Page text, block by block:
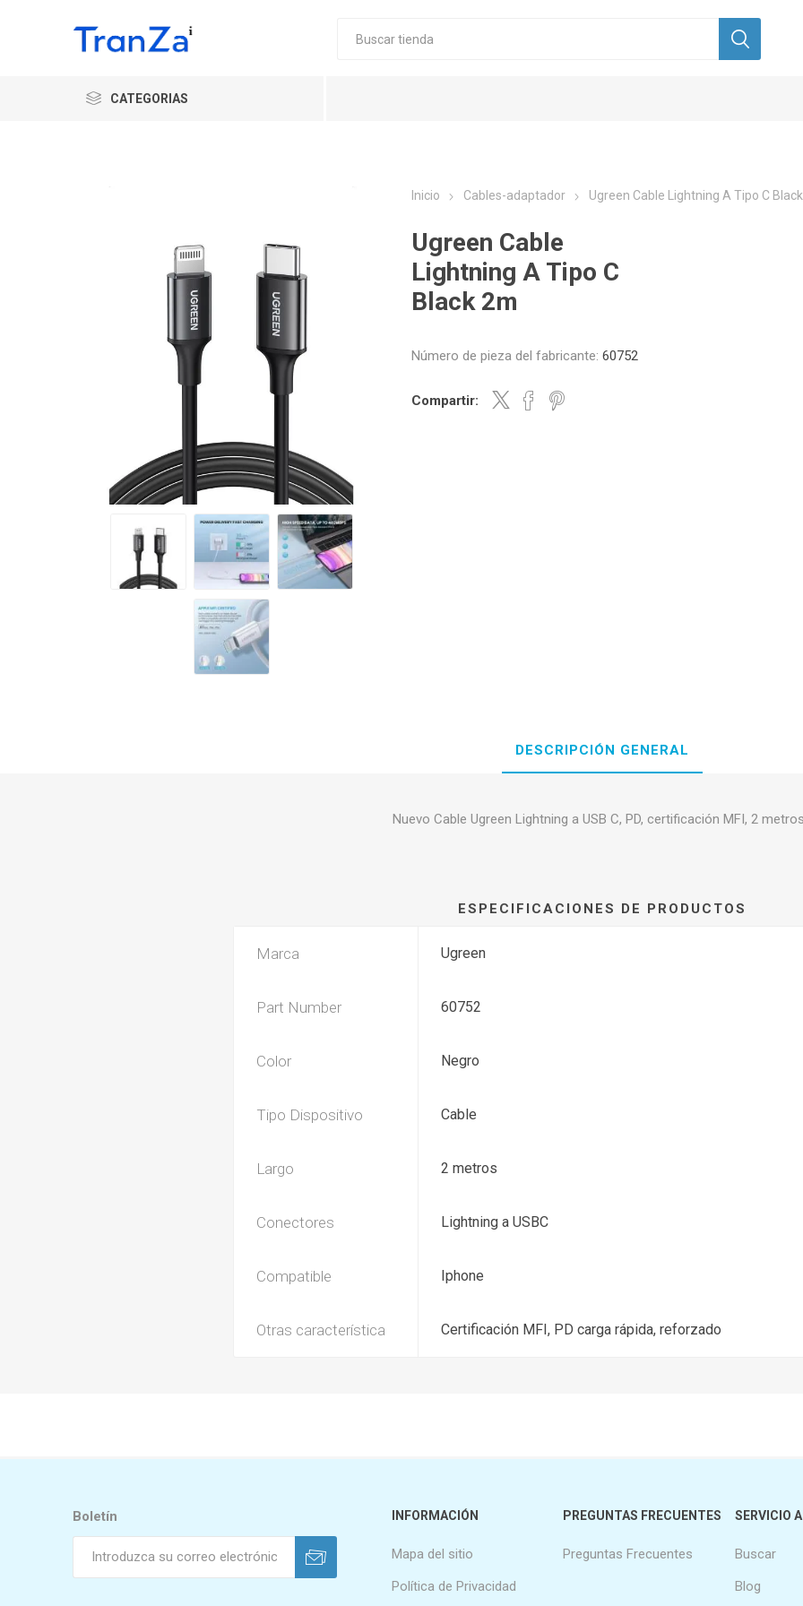
CATEGORIAS
Inicio Cables-adaptador Ugreen Cable Lightning A Tipo C
Ugreen Cable
Lightning A Tipo C
Black 2m
Número de pieza del fabricante: 60752
Compartir:
DESCRIPCIÓN GENERAL
Nuevo Cable Ugreen Lightning a USB C, PD, certificación MFI, 2
ESPECIFICACIONES DE PRODUCTOS
Marca Ugreen
Part Number 60752
Color Negro
Tipo Dispositivo Cable
Largo 2 metros
Conectores Lightning a USBC
Compatible Iphone
Otras característica Certificación MFI, PD carga rápida, reforzado
Boletín INFORMACIÓN
Mapa del sitio
Política de Privacidad
PREGUNTAS FRECUENTES
Preguntas Frecuentes
SERVICIO
Buscar
Blog